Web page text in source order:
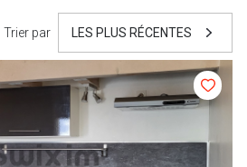
Trier par LES PLUS RÉCENTES